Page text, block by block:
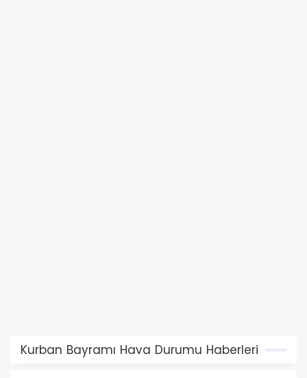
Kurban Bayramı Hava Durumu Haberleri